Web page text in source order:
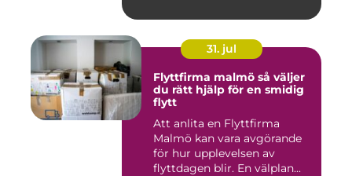
31. jul
Flyttfirma malmö så väljer
du rätt hjälp för en smidig
flytt
Att anlita en Flyttfirma
Malmö kan vara avgörande
för hur upplevelsen av
flyttdagen blir. En välplan...